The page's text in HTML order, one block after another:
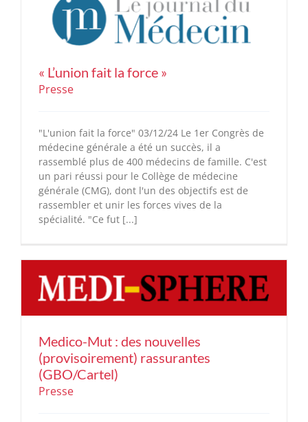
« L’union fait la force »
Presse
"L'union fait la force" 03/12/24 Le 1er Congrès de
médecine générale a été un succès, il a
rassemblé plus de 400 médecins de famille. C'est
un pari réussi pour le Collège de médecine
générale (CMG), dont l'un des objectifs est de
rassembler et unir les forces vives de la
spécialité. "Ce fut [...]
Medico-Mut : des nouvelles
(provisoirement) rassurantes
(GBO/Cartel)
Presse